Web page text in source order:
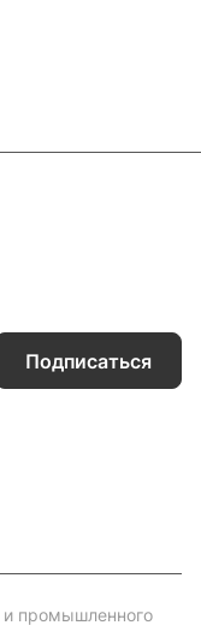
Подписаться
промышленного